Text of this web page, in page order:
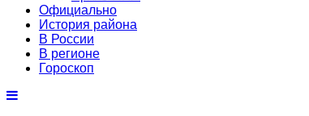
Официально
История района
В России
В регионе
Гороскоп